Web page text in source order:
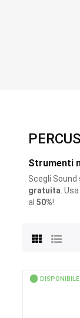
Strumenti
Scegli Sound
gratuita .
al 50%!
DISPONIBILE